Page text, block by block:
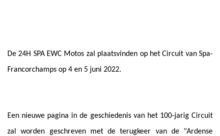
De 24H SPA EWC Motos zal plaatsvinden op het Circuit van Spa-
Francorchamps op 4 en 5 juni 2022.
Een nieuwe pagina in de geschiedenis van het 100-jarig Circuit
zal worden geschreven met de terugkeer van de "Ardense